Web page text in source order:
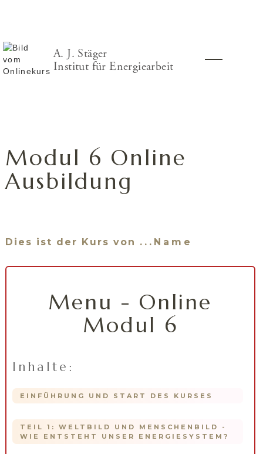
A. J. Stäger
Institut für Energiearbeit
Modul 6 Online
Ausbildung
Dies ist der Kurs von ...Name
Menu - Online
Modul 6
Inhalte:
EINFÜHRUNG UND START DES KURSES
TEIL 1: WELTBILD UND MENSCHENBILD -
WIE ENTSTEHT UNSER ENERGIESYSTEM?